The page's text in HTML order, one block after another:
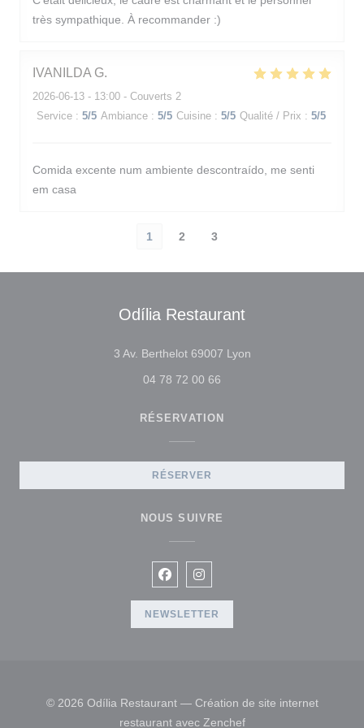
très sympathique. À recommander :)
IVANILDA G
2026-06-13 - 13:00 - Couverts 2
Service : 5/5 Ambiance : 5/5 Cuisine : 5/5 Qualité / Prix : 5/5
Comida excente num ambiente descontraído, me senti
em casa
1 2 3
Odília Restaurant
3 Av. Berthelot 69007 Lyon((ouvre une nouvelle
04 78 72 00 66
RÉSERVATION
RÉSERVER
NOUS SUIVRE
Facebook ((ouvre une nouvelle
Instagram ((ouvre une
NEWSLETTER
© 2026 Odília Restaurant — Création de site internet
restaurant avec Zenchef((ouvre une nouvelle